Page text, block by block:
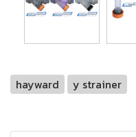
hayward y strainer